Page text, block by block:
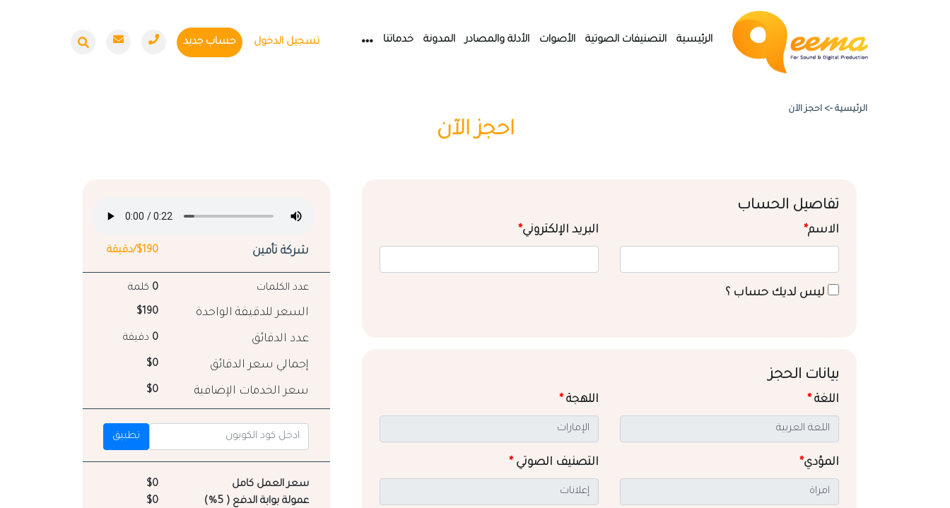
الرئيسية التصنيفات الصوتية الأصوات الأدلة والمصادر المدونة خدماتنا تسجيل الدخول حساب جديد
الرئيسية -> احجز الآن
احجز الآن
تفاصيل الحساب
الاسم* البريد الإلكتروني*
ليس لديك حساب ؟
بيانات الحجز
اللغة* اللهجة*
المؤدي* التصنيف الصوتي*
شركة تأمين $190/دقيقة
عدد الكلمات 0 كلمة
السعر للدقيقة الواحدة $190
عدد الدقائق 0 دقيقة
إجمالي سعر الدقائق $0
سعر الخدمات الإضافية $0
تطبيق
سعر العمل كامل
$0
عمولة بوابة الدفع ( 5%)
$0